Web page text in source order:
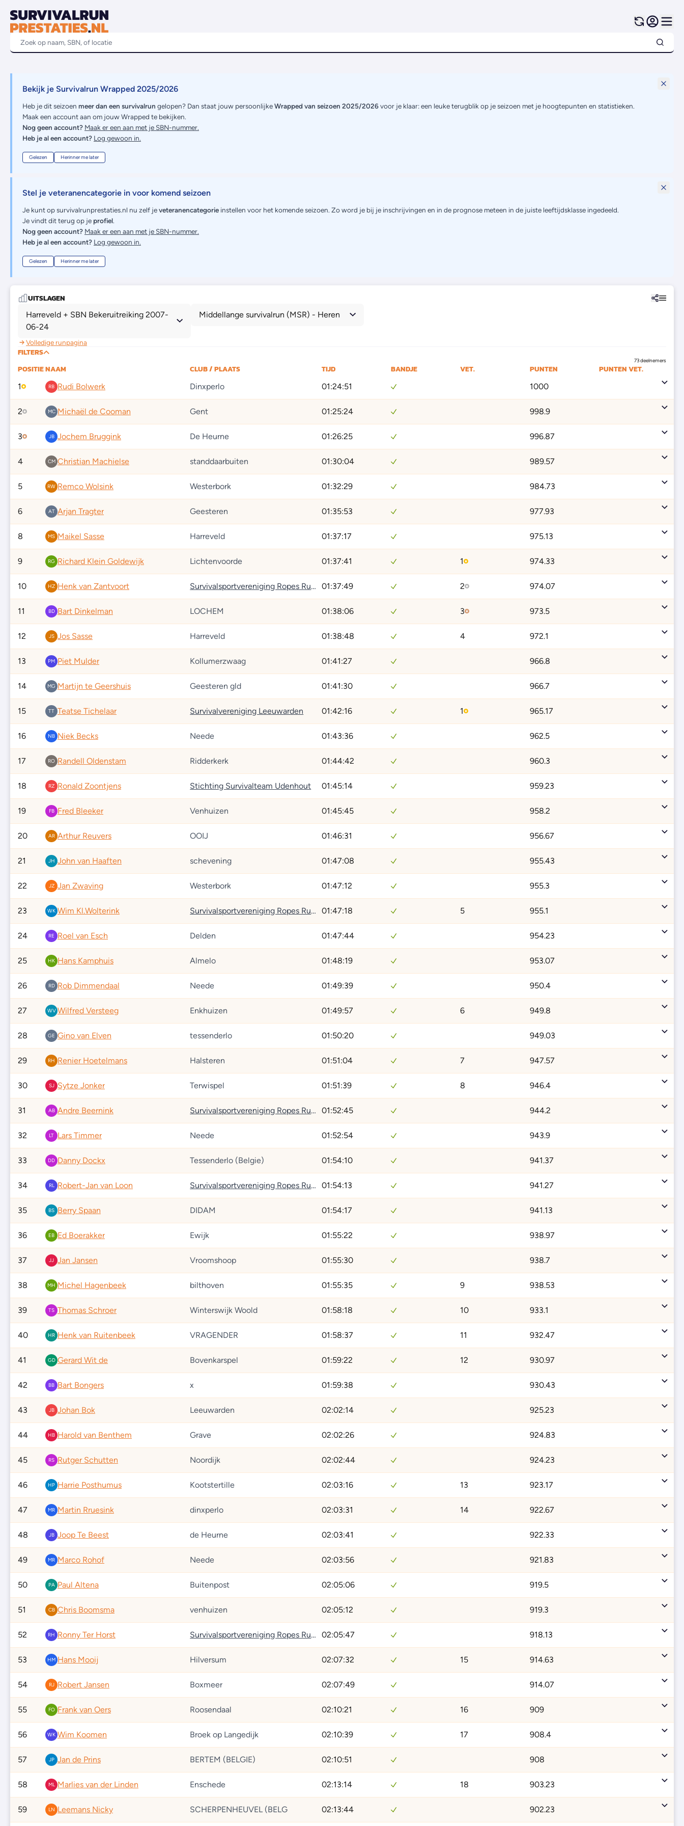
Bekijk je Survivalrun Wrapped 2025/2026
Heb je dit seizoen meer dan een survivalrun gelopen? Dan staat jouw persoonlijkeWrapped van seizoen 2025/2026voor je klaar: een leuke terugblik op je seizoen met je hoogtepunten en statistieken.
Maak een account aan om jouw Wrapped te bekijken.
Nog geen account? Maak er een aan met je SBN-nummer.
Heb je al een account? Log gewoon in.
Gelezen Herinner me later
Stel je veteranencategorie in voor komend seizoen
Je kunt op survivalrunprestaties.nl nu zelf jeveteranencategorie instellen voor het komende seizoen. Zo word je bij je inschrijvingen en in de prognose meteen in de juiste leeftijdsklasse ingedeeld.
Je vindt dit terug op je profiel.
Nog geen account? Maak er een aan met je SBN-nummer.
Heb je al een account? Log gewoon in.
Gelezen Herinner me later
UITSLAGEN
Harreveld + SBN Bekeruitreiking 2007-
06-24
Middellange survivalrun (MSR) - Heren
Volledige runpagina
FILTERS
73 deelnemers
POSITIENAAM CLUB / PLAATS TIJD BANDJE VET. PUNTEN PUNTEN VET.
1 RB Rudi Bolwerk Dinxperlo 01:24:51 1000
2 MC Michaël de Cooman Gent 01:25:24 998.9
3 JB Jochem Bruggink De Heurne 01:26:25 996.87
4 CM Christian Machielse standdaarbuiten 01:30:04 989.57
5 RW Remco Wolsink Westerbork 01:32:29 984.73
6 AT Arjan Tragter Geesteren 01:35:53 977.93
8 MS Maikel Sasse Harreveld 01:37:17 975.13
9 RG Richard Klein Goldewijk Lichtenvoorde 01:37:41 1 974.33
10 HZ Henk van Zantvoort Survivalsportvereniging Ropes Running 01:37:49 2 974.07
11 BD Bart Dinkelman LOCHEM 01:38:06 3 973.5
12 JS Jos Sasse Harreveld 01:38:48 4 972.1
13 PM Piet Mulder Kollumerzwaag 01:41:27 966.8
14 MG Martijn te Geershuis Geesteren gld 01:41:30 966.7
15 TT Teatse Tichelaar Survivalvereniging Leeuwarden 01:42:16 1 965.17
16 NB Niek Becks Neede 01:43:36 962.5
17 RO Randell Oldenstam Ridderkerk 01:44:42 960.3
18 RZ Ronald Zoontjens Stichting Survivalteam Udenhout 01:45:14 959.23
19 FB Fred Bleeker Venhuizen 01:45:45 958.2
20 AR Arthur Reuvers OOIJ 01:46:31 956.67
21 JH John van Haaften schevening 01:47:08 955.43
22 JZ Jan Zwaving Westerbork 01:47:12 955.3
23 WK Wim Kl.Wolterink Survivalsportvereniging Ropes Running 01:47:18 5 955.1
24 RE Roel van Esch Delden 01:47:44 954.23
25 HK Hans Kamphuis Almelo 01:48:19 953.07
26 RD Rob Dimmendaal Neede 01:49:39 950.4
27 WV Wilfred Versteeg Enkhuizen 01:49:57 6 949.8
28 GE Gino van Elven tessenderlo 01:50:20 949.03
29 RH Renier Hoetelmans Halsteren 01:51:04 7 947.57
30 SJ Sytze Jonker Terwispel 01:51:39 8 946.4
31 AB Andre Beernink Survivalsportvereniging Ropes Running 01:52:45 944.2
32 LT Lars Timmer Neede 01:52:54 943.9
33 DD Danny Dockx Tessenderlo (Belgie) 01:54:10 941.37
34 RL Robert-Jan van Loon Survivalsportvereniging Ropes Running 01:54:13 941.27
35 BS Berry Spaan DIDAM 01:54:17 941.13
36 EB Ed Boerakker Ewijk 01:55:22 938.97
37 JJ Jan Jansen Vroomshoop 01:55:30 938.7
38 MH Michel Hagenbeek bilthoven 01:55:35 9 938.53
39 TS Thomas Schroer Winterswijk Woold 01:58:18 10 933.1
40 HR Henk van Ruitenbeek VRAGENDER 01:58:37 11 932.47
41 GD Gerard Wit de Bovenkarspel 01:59:22 12 930.97
42 BB Bart Bongers x 01:59:38 930.43
43 JB Johan Bok Leeuwarden 02:02:14 925.23
44 HB Harold van Benthem Grave 02:02:26 924.83
45 RS Rutger Schutten Noordijk 02:02:44 924.23
46 HP Harrie Posthumus Kootstertille 02:03:16 13 923.17
47 MR Martin Rruesink dinxperlo 02:03:31 14 922.67
48 JB Joop Te Beest de Heurne 02:03:41 922.33
49 MR Marco Rohof Neede 02:03:56 921.83
50 PA Paul Altena Buitenpost 02:05:06 919.5
51 CB Chris Boomsma venhuizen 02:05:12 919.3
52 RH Ronny Ter Horst Survivalsportvereniging Ropes Running 02:05:47 918.13
53 HM Hans Mooij Hilversum 02:07:32 15 914.63
54 RJ Robert Jansen Boxmeer 02:07:49 914.07
55 FO Frank van Oers Roosendaal 02:10:21 16 909
56 WK Wim Koomen Broek op Langedijk 02:10:39 17 908.4
57 JP Jan de Prins BERTEM (BELGIE) 02:10:51 908
58 ML Marlies van der Linden Enschede 02:13:14 18 903.23
59 LN Leemans Nicky SCHERPENHEUVEL (BELG 02:13:44 902.23